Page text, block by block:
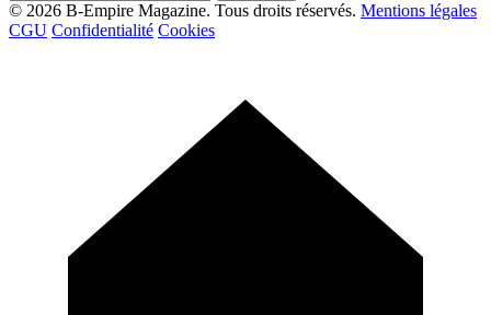
© 2026 B-Empire Magazine. Tous droits réservés. Mentions légales
CGU Confidentialité Cookies